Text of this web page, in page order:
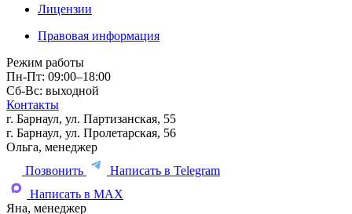
Лицензии
Правовая информация
Режим работы
Пн-Пт: 09:00–18:00
Сб-Вс: выходной
Контакты
г. Барнаул, ул. Партизанская, 55
г. Барнаул, ул. Пролетарская, 56
Ольга, менеджер
Позвонить
Написать в Telegram
Написать в MAX
Яна, менеджер